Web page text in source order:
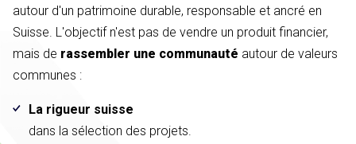
autour d'un patrimoine durable, responsable et ancré en
Suisse. L'objectif n'est pas de vendre un produit financier,
mais de rassembler une communauté autour de valeurs
communes :
La rigueur suisse
dans la sélection des projets.